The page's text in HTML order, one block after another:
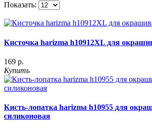
Показать:
Кисточка harizma h10912XL для
169 р.
Купить
Кисть-лопатка harizma h10955 для
силиконовая